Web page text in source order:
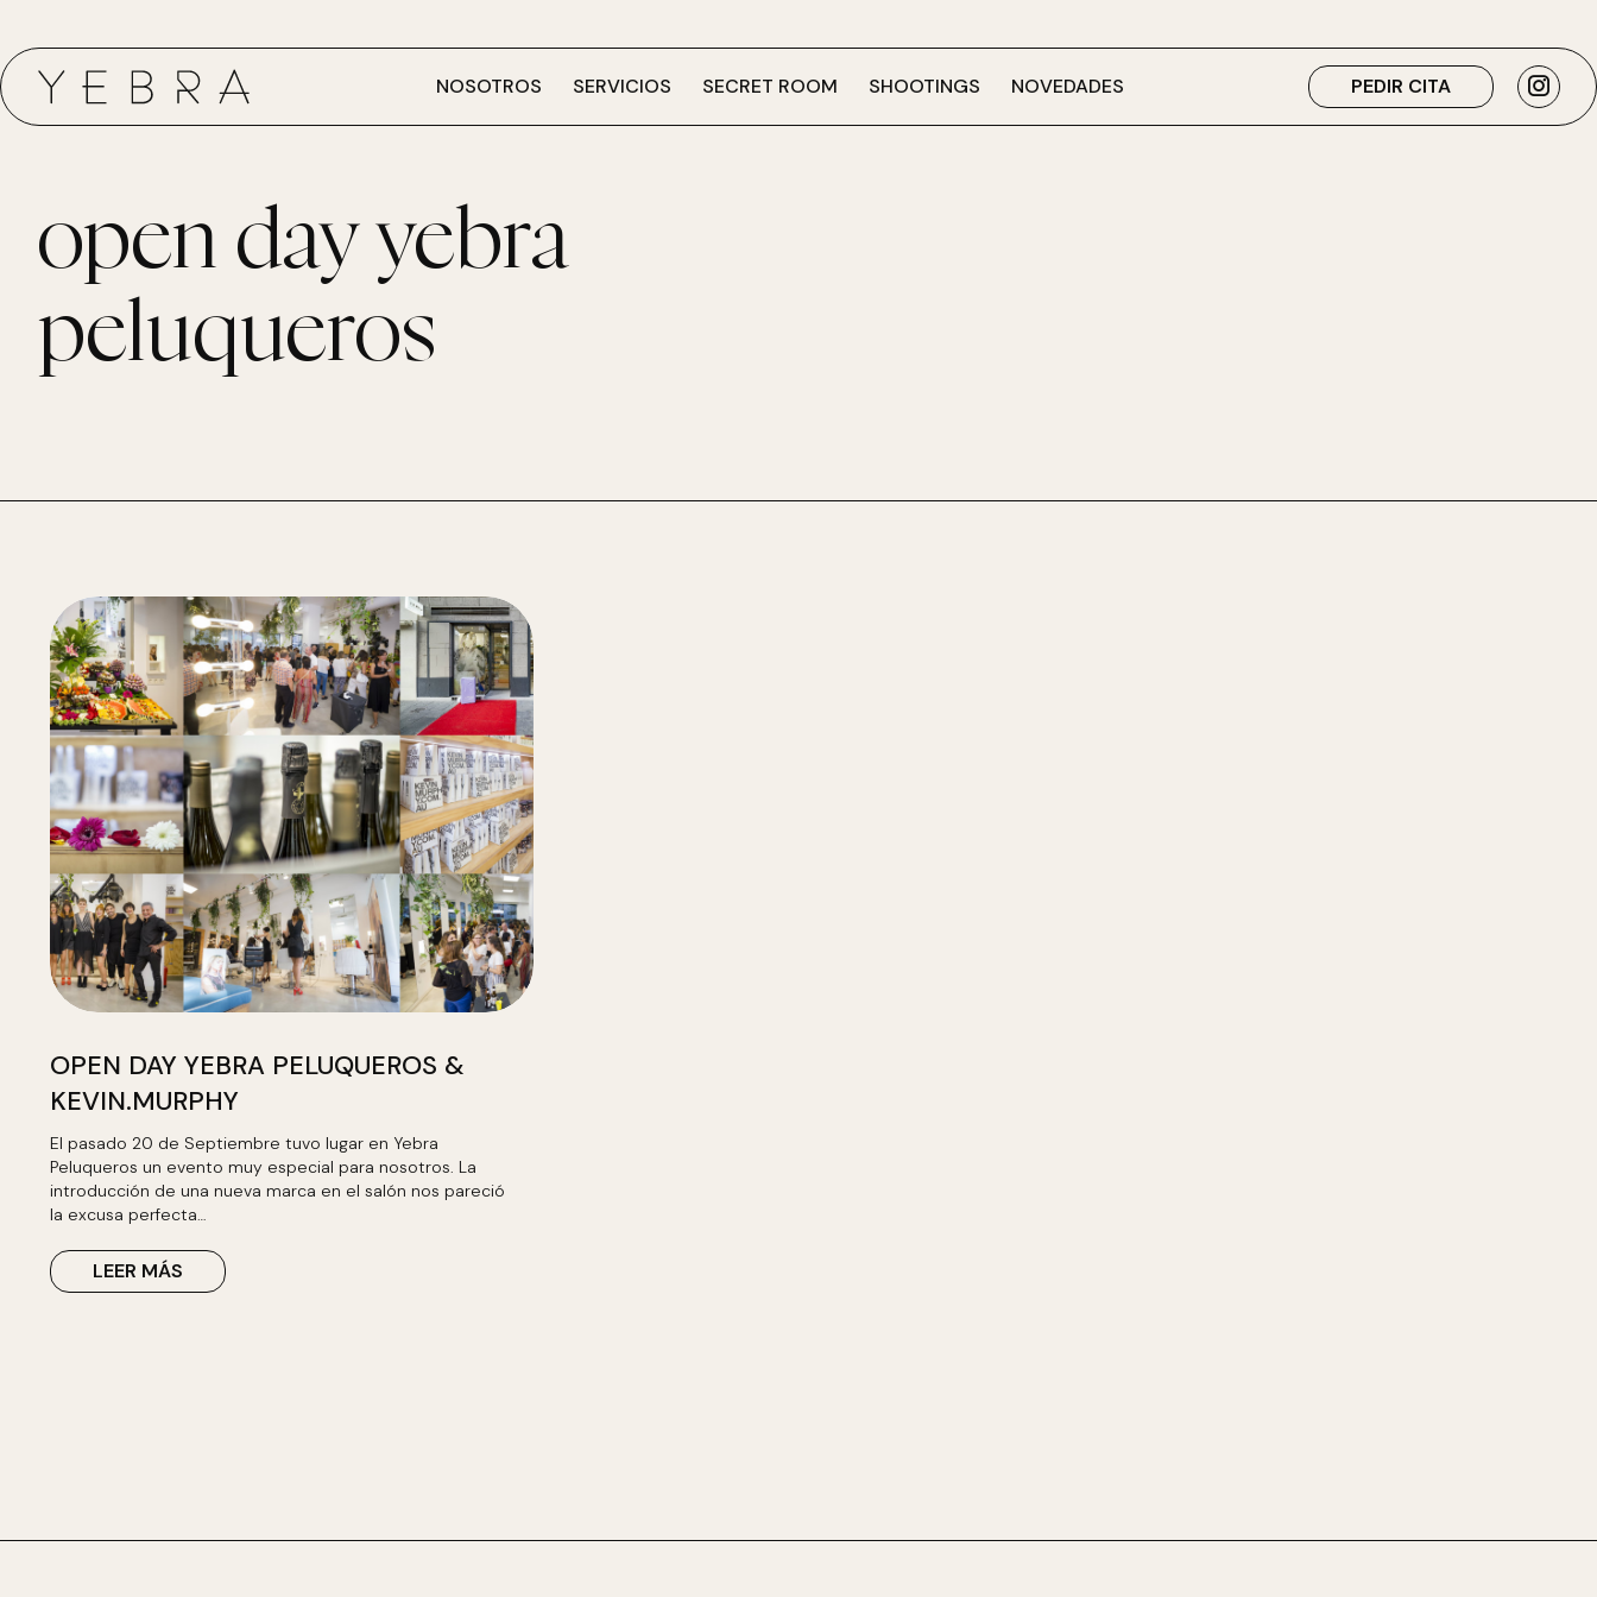
NOSOTROS SERVICIOS SECRET ROOM SHOOTINGS NOVEDADES PEDIR CITA
open day yebra
peluqueros
OPEN DAY YEBRA PELUQUEROS &
KEVIN.MURPHY
El pasado 20 de Septiembre tuvo lugar en Yebra
Peluqueros un evento muy especial para nosotros. La
introducción de una nueva marca en el salón nos pareció
la excusa perfecta…
LEER MÁS